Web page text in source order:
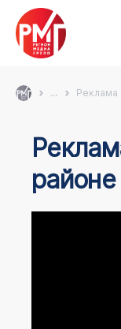
... Реклама